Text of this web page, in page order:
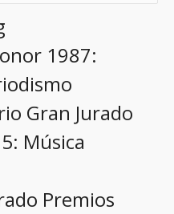
1987:
Gran Jurado
Música
Premios